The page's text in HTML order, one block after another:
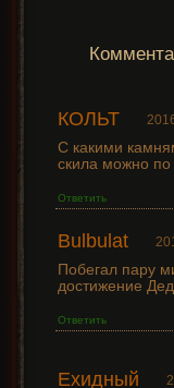
КОЛЬТ
С какими
скила можно
Ответить
Bulbulat
Побегал пару
достижение
Ответить
Ехидный